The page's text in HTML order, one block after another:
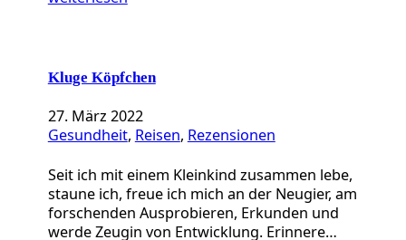
Kluge Köpfchen
27. März 2022
Gesundheit, Reisen, Rezensionen
Seit ich mit einem Kleinkind zusammen lebe,
staune ich, freue ich mich an der Neugier, am
forschenden Ausprobieren, Erkunden und
werde Zeugin von Entwicklung. Erinnere…